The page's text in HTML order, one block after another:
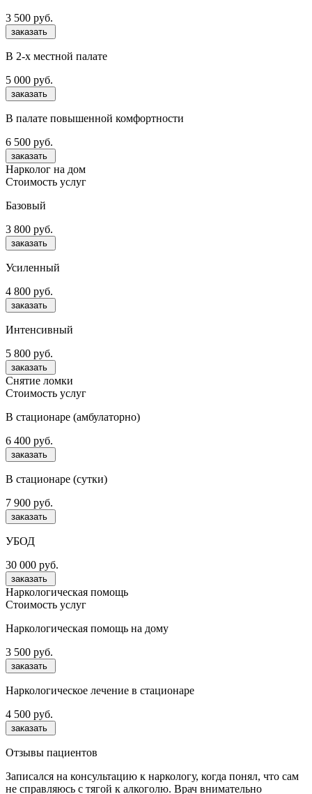
3 500 руб.
заказать
В 2-х местной палате
5 000 руб.
заказать
В палате повышенной комфортности
6 500 руб.
заказать
Нарколог на дом
Стоимость услуг
Базовый
3 800 руб.
заказать
Усиленный
4 800 руб.
заказать
Интенсивный
5 800 руб.
заказать
Снятие ломки
Стоимость услуг
В стационаре (амбулаторно)
6 400 руб.
заказать
В стационаре (сутки)
7 900 руб.
заказать
УБОД
30 000 руб.
заказать
Наркологическая помощь
Стоимость услуг
Наркологическая помощь на дому
3 500 руб.
заказать
Наркологическое лечение в стационаре
4 500 руб.
заказать
Отзывы пациентов
Записался на консультацию к наркологу, когда понял, что сам
не справляюсь с тягой к алкоголю. Врач внимательно